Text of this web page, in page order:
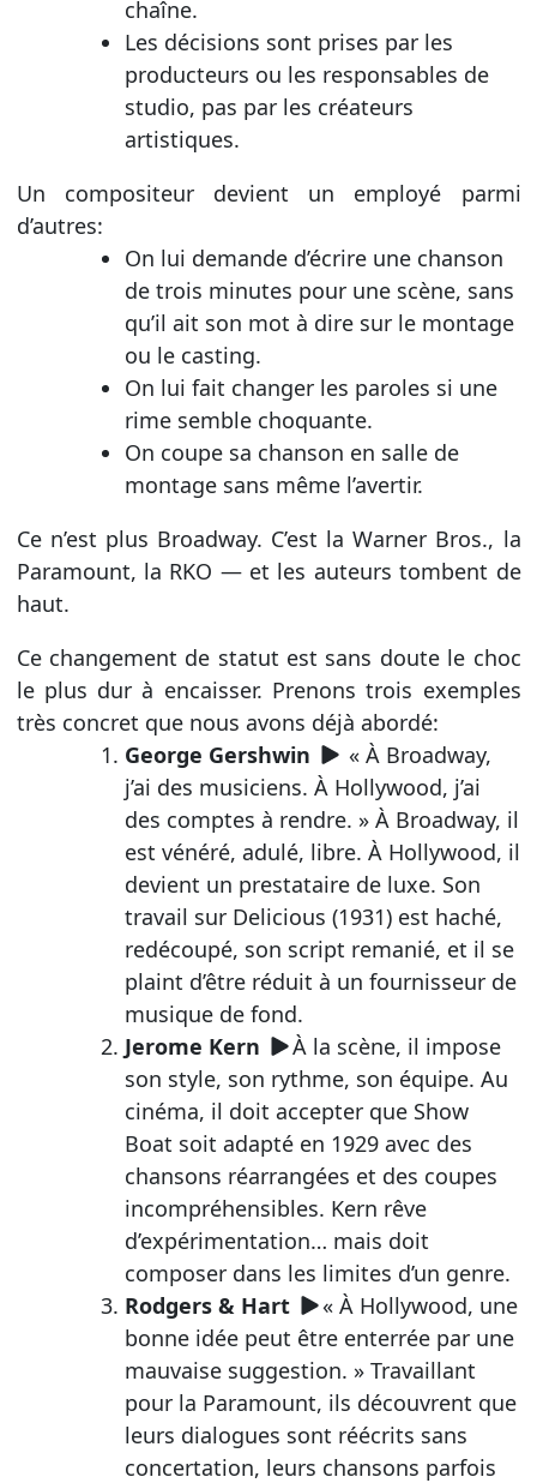
chaîne.
Les décisions sont prises par les
producteurs ou les responsables de
studio, pas par les créateurs
artistiques.
Un compositeur devient un employé parmi
d’autres:
On lui demande d’écrire une chanson
de trois minutes pour une scène, sans
qu’il ait son mot à dire sur le montage
ou le casting.
On lui fait changer les paroles si une
rime semble choquante.
On coupe sa chanson en salle de
montage sans même l’avertir.
Ce n’est plus Broadway. C’est la Warner Bros., la
Paramount, la RKO — et les auteurs tombent de
haut.
Ce changement de statut est sans doute le choc
le plus dur à encaisser. Prenons trois exemples
très concret que nous avons déjà abordé:
George Gershwin
« À Broadway,
j’ai des musiciens. À Hollywood, j’ai
des comptes à rendre. » À Broadway, il
est vénéré, adulé, libre. À Hollywood, il
devient un prestataire de luxe. Son
travail sur Delicious (1931) est haché,
redécoupé, son script remanié, et il se
plaint d’être réduit à un fournisseur de
musique de fond.
Jerome Kern
À la scène, il impose
son style, son rythme, son équipe. Au
cinéma, il doit accepter que Show
Boat soit adapté en 1929 avec des
chansons réarrangées et des coupes
incompréhensibles. Kern rêve
d’expérimentation… mais doit
composer dans les limites d’un genre.
Rodgers & Hart
« À Hollywood, une
bonne idée peut être enterrée par une
mauvaise suggestion. » Travaillant
pour la Paramount, ils découvrent que
leurs dialogues sont réécrits sans
concertation, leurs chansons parfois